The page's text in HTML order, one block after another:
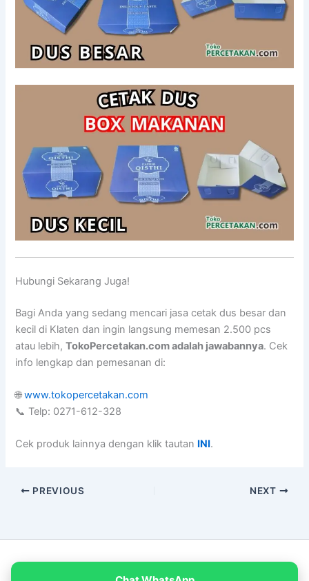
Hubungi Sekarang Juga!
Bagi Anda yang sedang mencari jasa cetak dus besar dan
kecil di Klaten dan ingin langsung memesan 2.500 pcs
atau lebih,TokoPercetakan.com adalah jawabannya. Cek
info lengkap dan pemesanan di:
🌐www.tokopercetakan.com
📞 Telp: 0271-612-328
Cek produk lainnya dengan klik tautan INI.
PREVIOUS NEXT